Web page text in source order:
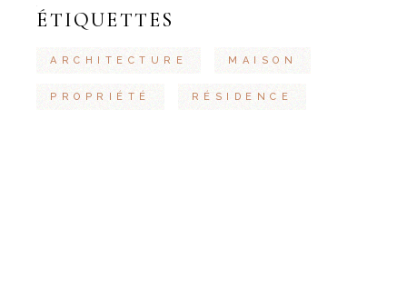
ÉTIQUETTES
ARCHITECTURE MAISON
PROPRIÉTÉ RÉSIDENCE